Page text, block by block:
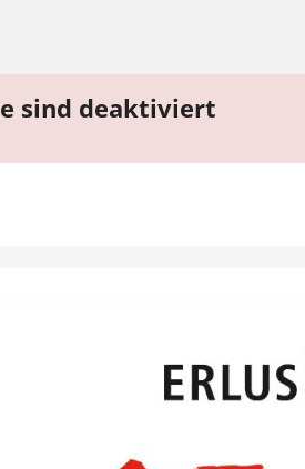
sind deaktiviert